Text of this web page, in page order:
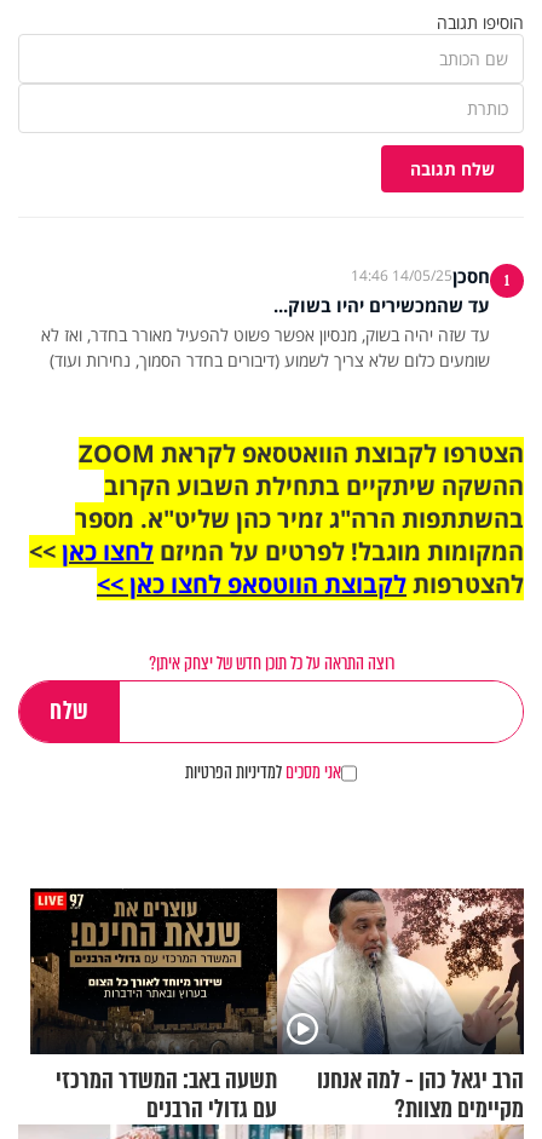
הוסיפו תגובה
שלח תגובה
1 חסכן14/05/25 14:46
עד שהמכשירים יהיו בשוק...
עד שזה יהיה בשוק, מנסיון אפשר פשוט להפעיל מאורר בחדר, ואז לא
שומעים כלום שלא צריך לשמוע (דיבורים בחדר הסמוך, נחירות ועוד)
הצטרפו לקבוצת הוואטסאפ לקראת ZOOM
ההשקה שיתקיים בתחילת השבוע הקרוב
בהשתתפות הרה"ג זמיר כהן שליט"א. מספר
המקומות מוגבל! לפרטים על המיזם לחצו כאן>>
להצטרפותלקבוצת הווטסאפ לחצו כאן >>
רוצה התראה על כל תוכן חדש של יצחק איתן?
אני מסכיםלמדיניות הפרטיות
הרב יגאל כהן - למה אנחנו
מקיימים מצוות?
תשעה באב: המשדר המרכזי
עם גדולי הרבנים